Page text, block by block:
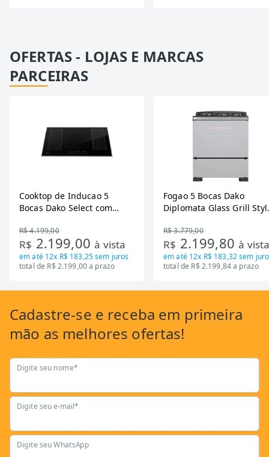
OFERTAS - LOJAS E MARCAS
PARCEIRAS
Cooktop de Inducao 5
Bocas Dako Select com
R$ 4.199,00
R$ 2.199,00à vista
em até 12x R$ 183,25sem juros
total de R$ 2.199,00 a prazo
Fogao 5 Bocas Dako
Diplomata Glass Grill
R$ 3.779,00
R$ 2.199,80à
em até 12x R$ 183,32sem
total de R$ 2.199,84 a prazo
Cadastre-se e receba em primeira
mão as melhores ofertas!
Digite seu nome*
Digite seu e-mail*
Digite seu WhatsApp